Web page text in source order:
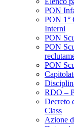
PON
PON 1°
Interni
PON
PON
PON
RDO –
Decreto
Class
Azione